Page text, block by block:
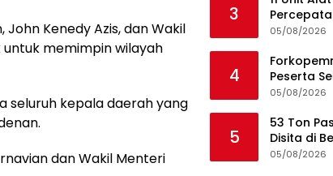
Kenedy Azis, dan Wakil
untuk memimpin wilayah
seluruh kepala daerah yang
dan Wakil Menteri
3
di
05/08/2026
4
Peserta
Andalkan
05/08/2026
5
53 Ton
Disita di
05/08/2026